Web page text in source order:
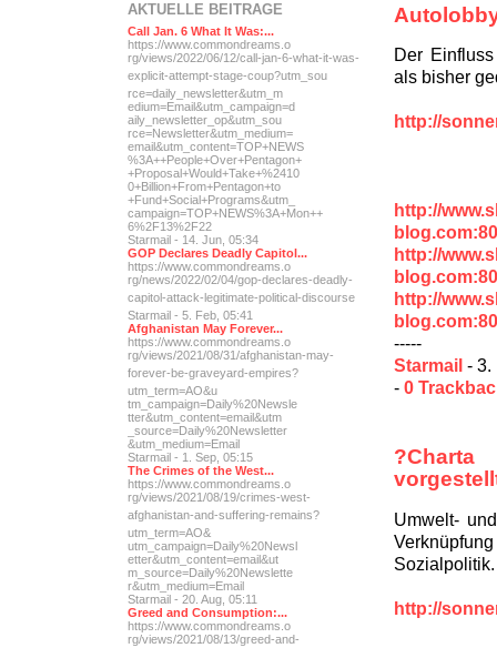
Der
als bisher
http://
http://
http://
http://
-----
Starmail - 3.
- 0
Umwelt-
Sozialpolitik.
http://
AKTUELLE BEITRÄGE
Call Jan. 6 What It Was:...
https://www.commondreams.o
rg/views/2022/06/12/call-jan-6-what-it-was-
explicit-attempt-stage-coup?utm_sou
rce=daily_newsletter&utm_m
edium=Email&utm_campaign=d
aily_newsletter_op&utm_sou
rce=Newsletter&utm_medium=
email&utm_content=TOP+NEWS
%3A++People+Over+Pentagon+
+Proposal+Would+Take+%2410
0+Billion+From+Pentagon+to
+Fund+Social+Programs&utm_
campaign=TOP+NEWS%3A+Mon++
6%2F13%2F22
Starmail - 14. Jun, 05:34
GOP Declares Deadly Capitol...
https://www.commondreams.o
rg/news/2022/02/04/gop-declares-deadly-
capitol-attack-legitimate-political-discourse
Starmail - 5. Feb, 05:41
Afghanistan May Forever...
https://www.commondreams.o
rg/views/2021/08/31/afghanistan-may-
forever-be-graveyard-empires?
utm_term=AO&u
tm_campaign=Daily%20Newsle
tter&utm_content=email&utm
_source=Daily%20Newsletter
&utm_medium=Email
Starmail - 1. Sep, 05:15
The Crimes of the West...
https://www.commondreams.o
rg/views/2021/08/19/crimes-west-
afghanistan-and-suffering-remains?
utm_term=AO&
utm_campaign=Daily%20Newsl
etter&utm_content=email&ut
m_source=Daily%20Newslette
r&utm_medium=Email
Starmail - 20. Aug, 05:11
Greed and Consumption:...
https://www.commondreams.o
rg/views/2021/08/13/greed-and-